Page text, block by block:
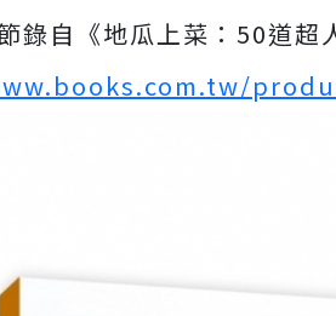
錄自《地瓜上菜：50道超